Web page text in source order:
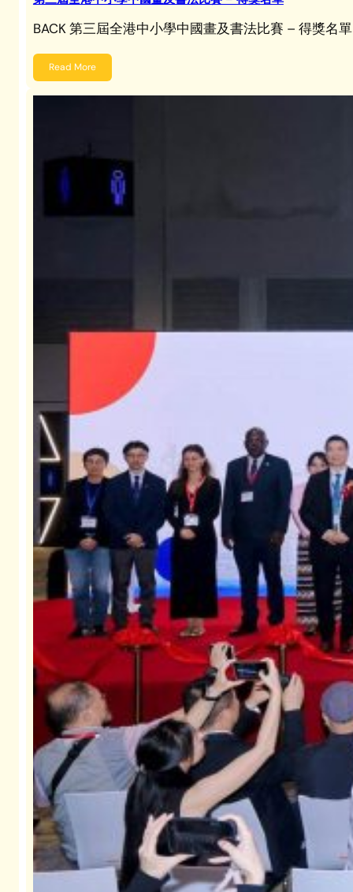
BACK 第三屆全港中小學中國畫及書法比賽 – 得獎名
Read More